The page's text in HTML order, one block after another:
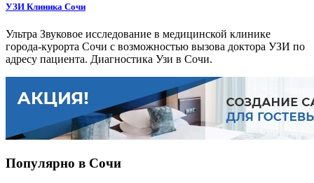
УЗИ Клиника Сочи
Ультра Звуковое исследование в медицинской клинике
города-курорта Сочи с возможностью вызова доктора УЗИ по
адресу пациента. Диагностика Узи в Сочи.
Популярно в Сочи